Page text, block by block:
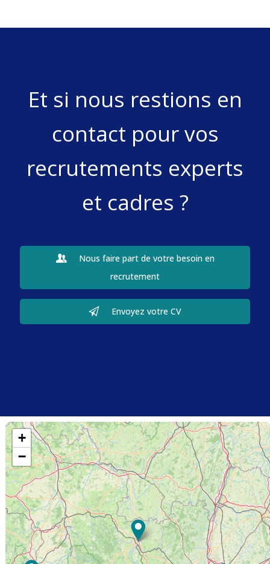
Et si nous restions en
contact pour vos
recrutements experts
et cadres ?
Nous faire part de votre besoin en
recrutement
Envoyez votre CV
+
−